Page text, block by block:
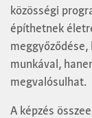
közösségi
építhetnek
munkával,
megvalósulhat.
A képzés